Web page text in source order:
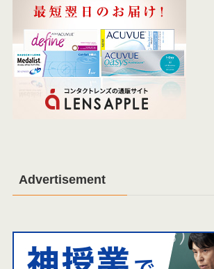
Advertisement